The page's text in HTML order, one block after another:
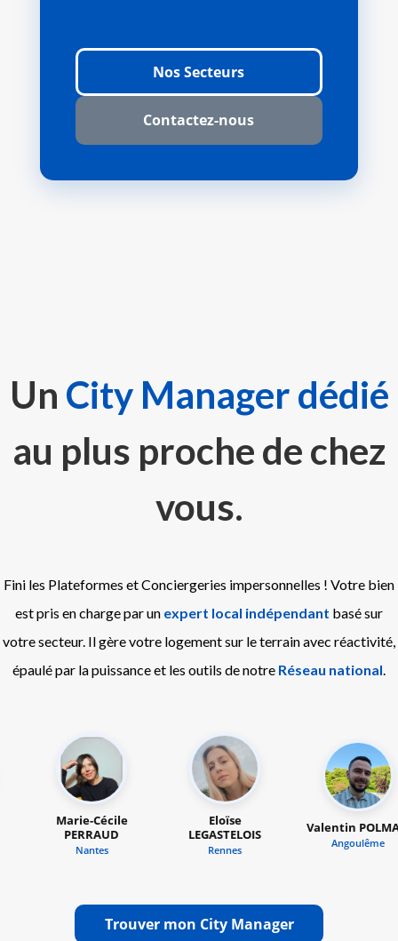
Nos Secteurs
Contactez-nous
Un City Manager dédié
au plus proche de chez
vous.
Fini les Plateformes et Conciergeries impersonnelles ! Votre bien
est pris en charge par un expert local indépendant basé sur
votre secteur. Il gère votre logement sur le terrain avec réactivité,
épaulé par la puissance et les outils de notre Réseau national.
Eloïse
LEGASTELOIS
Valentin POLMAN
Angoulême
Jérémy
Trouver mon City Manager